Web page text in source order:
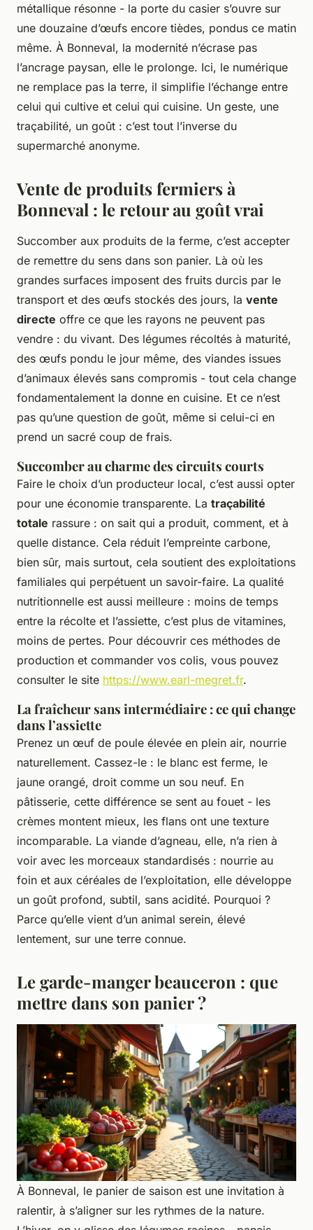
métallique résonne - la porte du casier s’ouvre sur
une douzaine d’œufs encore tièdes, pondus ce matin
même. À Bonneval, la modernité n’écrase pas
l’ancrage paysan, elle le prolonge. Ici, le numérique
ne remplace pas la terre, il simplifie l’échange entre
celui qui cultive et celui qui cuisine. Un geste, une
traçabilité, un goût : c’est tout l’inverse du
supermarché anonyme.
Vente de produits fermiers à
Bonneval : le retour au goût vrai
Succomber aux produits de la ferme, c’est accepter
de remettre du sens dans son panier. Là où les
grandes surfaces imposent des fruits durcis par le
transport et des œufs stockés des jours, la vente
directe offre ce que les rayons ne peuvent pas
vendre : du vivant. Des légumes récoltés à maturité,
des œufs pondu le jour même, des viandes issues
d’animaux élevés sans compromis - tout cela change
fondamentalement la donne en cuisine. Et ce n’est
pas qu’une question de goût, même si celui-ci en
prend un sacré coup de frais.
Succomber au charme des circuits courts
Faire le choix d’un producteur local, c’est aussi opter
pour une économie transparente. La traçabilité
totale rassure : on sait qui a produit, comment, et à
quelle distance. Cela réduit l’empreinte carbone,
bien sûr, mais surtout, cela soutient des exploitations
familiales qui perpétuent un savoir-faire. La qualité
nutritionnelle est aussi meilleure : moins de temps
entre la récolte et l’assiette, c’est plus de vitamines,
moins de pertes. Pour découvrir ces méthodes de
production et commander vos colis, vous pouvez
consulter le site https://www.earl-megret.fr.
La fraîcheur sans intermédiaire : ce qui change
dans l’assiette
Prenez un œuf de poule élevée en plein air, nourrie
naturellement. Cassez-le : le blanc est ferme, le
jaune orangé, droit comme un sou neuf. En
pâtisserie, cette différence se sent au fouet - les
crèmes montent mieux, les flans ont une texture
incomparable. La viande d’agneau, elle, n’a rien à
voir avec les morceaux standardisés : nourrie au
foin et aux céréales de l’exploitation, elle développe
un goût profond, subtil, sans acidité. Pourquoi ?
Parce qu’elle vient d’un animal serein, élevé
lentement, sur une terre connue.
Le garde-manger beauceron : que
mettre dans son panier ?
À Bonneval, le panier de saison est une invitation à
ralentir, à s’aligner sur les rythmes de la nature.